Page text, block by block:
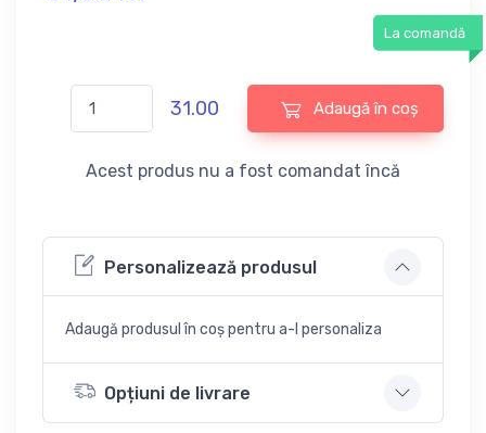
La comandă
31.00 Adaugă în coș
Acest produs nu a fost comandat încă
Personalizează produsul
Adaugă produsul în coș pentru a-l personaliza
Opțiuni de livrare